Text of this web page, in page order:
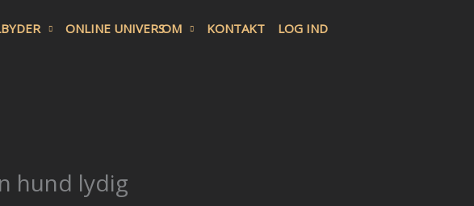
ONLINE UNIVERSOM KONTAKT LOG IND
hund lydig